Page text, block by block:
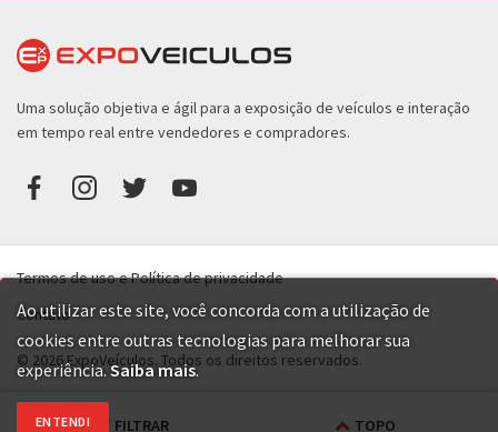
FILTRAR TOPO
Ao utilizar este site, você concorda com a utilização de
cookies entre outras tecnologias para melhorar sua
experiência.Saiba mais.
ENTENDI
Uma solução objetiva e ágil para a exposição de veículos e interação
em tempo real entre vendedores e compradores.
Termos de uso e Política de privacidade
Contato
© 2026 ExpoVeículos. Todos os direitos reservados.